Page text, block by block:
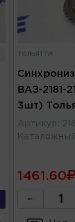
ТОЛЬЯТТИ
ВАЗ-2181-
3шт)
Артикул :
1461.60
-